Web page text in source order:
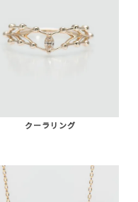
クーラリング